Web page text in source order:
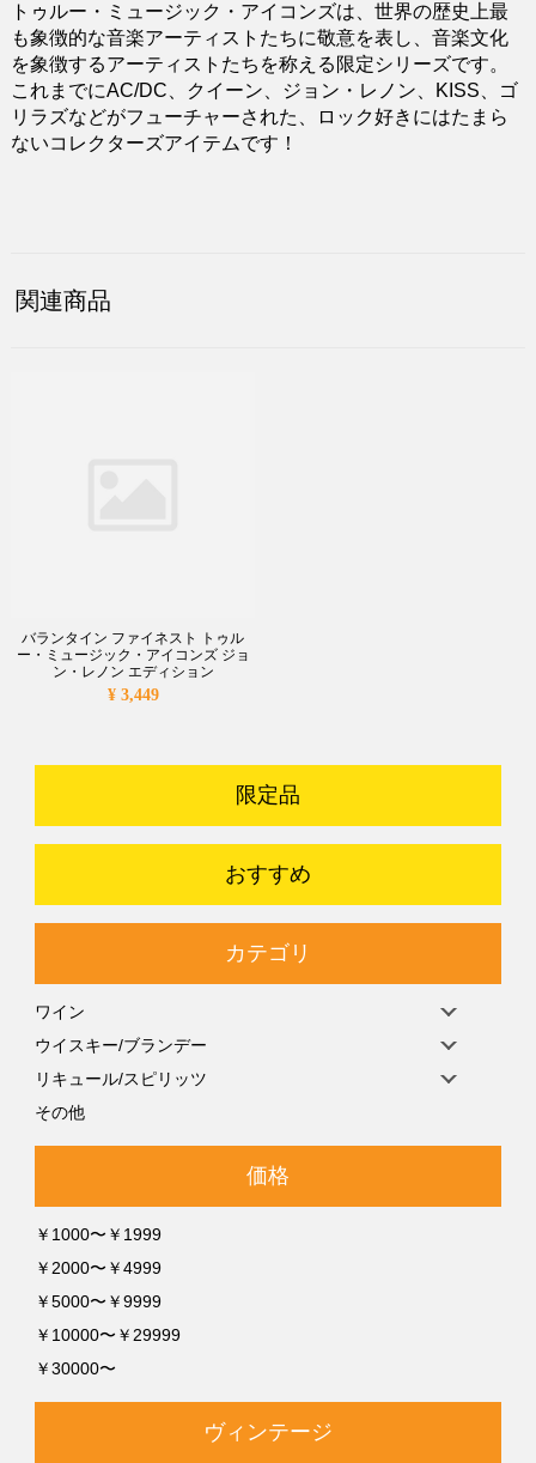
トゥルー・ミュージック・アイコンズは、世界の歴史上最
も象徴的な音楽アーティストたちに敬意を表し、音楽文化
を象徴するアーティストたちを称える限定シリーズです。
これまでにAC/DC、クイーン、ジョン・レノン、KISS、ゴ
リラズなどがフューチャーされた、ロック好きにはたまら
ないコレクターズアイテムです！
関連商品
バランタイン ファイネスト トゥル
ー・ミュージック・アイコンズ ジョ
ン・レノン エディション
¥ 3,449
限定品
おすすめ
カテゴリ
ワイン
ウイスキー/ブランデー
リキュール/スピリッツ
その他
価格
￥1000〜￥1999
￥2000〜￥4999
￥5000〜￥9999
￥10000〜￥29999
￥30000〜
ヴィンテージ